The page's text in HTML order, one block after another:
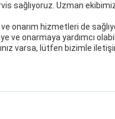
sağlıyoruz. Uzman
onarım hizmetleri de
ve onarmaya yardımcı
varsa, lütfen bizimle